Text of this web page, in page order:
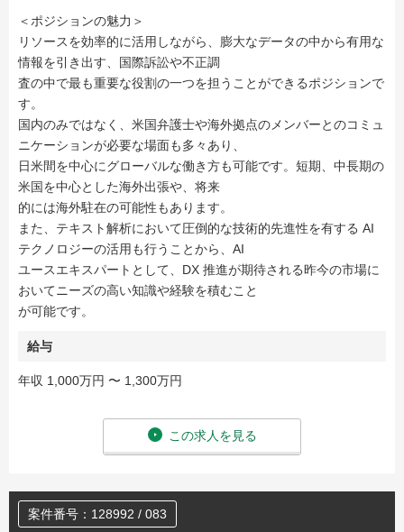
＜ポジションの魅力＞
リソースを効率的に活用しながら、膨大なデータの中から有用な
情報を引き出す、国際訴訟や不正調
査の中で最も重要な役割の一つを担うことができるポジションで
す。
国内のみではなく、米国弁護士や海外拠点のメンバーとのコミュ
ニケーションが必要な場面も多々あり、
日米間を中心にグローバルな働き方も可能です。短期、中長期の
米国を中心とした海外出張や、将来
的には海外駐在の可能性もあります。
また、テキスト解析において圧倒的な技術的先進性を有する AI
テクノロジーの活用も行うことから、AI
ユースエキスパートとして、DX 推進が期待される昨今の市場に
おいてニーズの高い知識や経験を積むこと
が可能です。
給与
年収 1,000万円 〜 1,300万円
この求人を見る
案件番号：128992 / 083